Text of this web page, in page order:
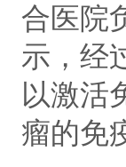
合医院
示，经
以激活
瘤的免